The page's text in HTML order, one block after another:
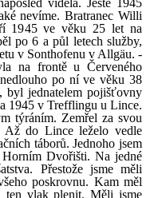
viděla. Ještě 1945
nevíme. Bratranec Willi
1945 ve věku 25 let na
po 6 a půl letech služby,
v Sonthofenu v Allgäu. -
na frontě u Červeného
po ní ve věku 38
jednatelem pojišťovny
1945 v Trefflingu u Lince.
týráním. Zemřel za svou
Až do Lince leželo vedle
táborů. Jednoho jsem
Dvořišti. Na jedné
Přestože jsme měli
poskrovnu. Kam měl
ten vlak plenit. Měli jsme